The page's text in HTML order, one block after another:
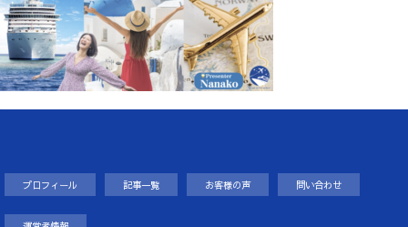
プロフィール 記事一覧 お客様の声 問い合わせ